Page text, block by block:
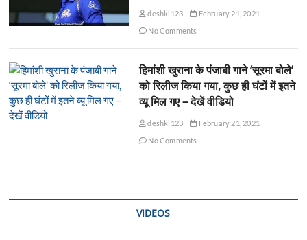
deshki123
February 21, 2021
No Comments
हिमांशी खुराना के पंजाबी गाने ‘सूरमा बोले’
को रिलीज किया गया, कुछ ही घंटों में इतने
व्यू मिल गए – देखें वीडियो
deshki123
February 21, 2021
No Comments
VIDEOS